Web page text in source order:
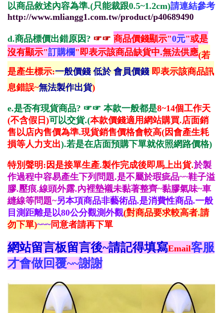
以商品敘述內容為準.(只能裁跟0.5~1.2cm)請連結參考
http://www.mliangg1.com.tw/product/p40689490
d.商品標價出錯原因? ☞☞ 商品價錢顯示"0元"或是
沒有顯示"訂購欄"即表示該商品缺貨中.無法供應(若
是產生標示:一般價錢 低於 會員價錢即表示該商品訊
息錯誤~無法製作出貨)
e.是否有現貨商品? ☞☞ 本款一般都是8~14個工作天
(不含假日)可以交貨.(本款價錢適用網站購買.店面銷
售以店內售價為準.現貨銷售價格會較高(因會產生耗
損等人力支出).若是在店面預購下單就依照網路價格)
特別聲明:因是接單生產.製作完成後即馬上出貨.於製
作過程中容易產生下列問題.是不屬於瑕疵品~~鞋子溢
膠.壓痕.線頭外露.內裡墊襯未黏著整齊~黏膠氣味~車
縫線等問題~另本項商品非藝術品.是消費性商品.一般
目測距離是以80公分觀測外觀(對商品要求較高者.請
勿下單)~~~同意者請再下單
網站留言板留言後~請記得填寫Email客服
才會做回覆~~謝謝